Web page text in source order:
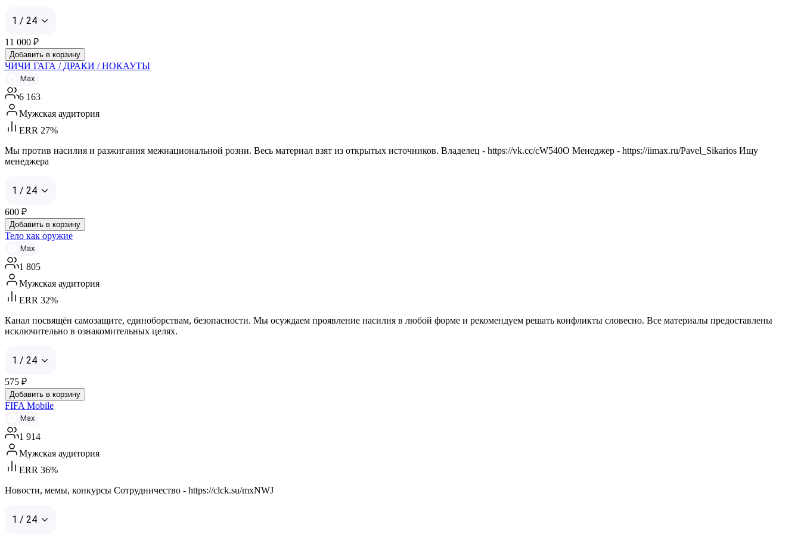
1 / 24
11 000 ₽
Добавить в корзину
ЧИЧИ ГАГА / ДРАКИ / НОКАУТЫ
Max
6 163
Мужская аудитория
ERR 27%
Мы против насилия и разжигания межнациональной розни. Весь материал взят из открытых источников. Владелец - https://vk.cc/cW540O Менеджер - https://iimax.ru/Pavel_Sikarios Ищу
менеджера
1 / 24
600 ₽
Добавить в корзину
Тело как оружие
Max
1 805
Мужская аудитория
ERR 32%
Канал посвящён самозащите, единоборствам, безопасности. Мы осуждаем проявление насилия в любой форме и рекомендуем решать конфликты словесно. Все материалы предоставлены
исключительно в ознакомительных целях.
1 / 24
575 ₽
Добавить в корзину
FIFA Mobile
Max
1 914
Мужская аудитория
ERR 36%
Новости, мемы, конкурсы Сотрудничество - https://clck.su/mxNWJ
1 / 24